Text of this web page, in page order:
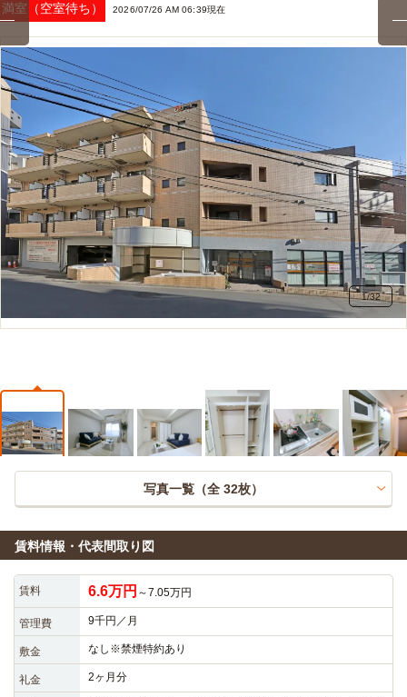
満室（空室待ち） 2026/07/26 AM 06:39現在
1/32
写真一覧（全 32枚）
賃料情報・代表間取り図
賃料 6.6万円 ～7.05万円
管理費 9千円／月
敷金 なし※禁煙特約あり
礼金 2ヶ月分